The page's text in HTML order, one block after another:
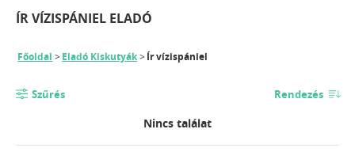
ÍR VÍZISPÁNIEL ELADÓ
Főoldal Eladó Kiskutyák Ír vízispániel
Szűrés Rendezés
Nincs találat